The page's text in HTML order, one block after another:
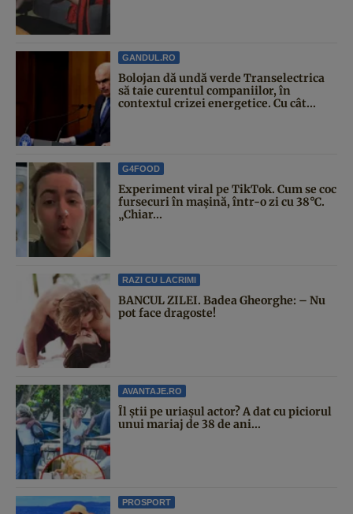
GANDUL.RO
Bolojan dă undă verde Transelectrica
să taie curentul companiilor, în
contextul crizei energetice. Cu cât...
G4FOOD
Experiment viral pe TikTok. Cum se coc
fursecuri în mașină, într-o zi cu 38°C.
„Chiar...
RAZI CU LACRIMI
BANCUL ZILEI. Badea Gheorghe: – Nu
pot face dragoste!
AVANTAJE.RO
Îl știi pe uriașul actor? A dat cu piciorul
unui mariaj de 38 de ani...
PROSPORT